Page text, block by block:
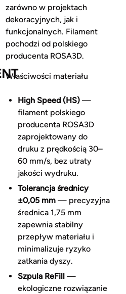
zarówno w projektach
dekoracyjnych, jak i
funkcjonalnych. Filament
pochodzi od polskiego
producenta ROSA3D.
Właściwości materiału
High Speed (HS)—
filament polskiego
producenta ROSA3D
zaprojektowany do
druku z prędkością 30–
60 mm/s, bez utraty
jakości wydruku.
Tolerancja średnicy
±0,05 mm— precyzyjna
średnica 1,75 mm
zapewnia stabilny
przepływ materiału i
minimalizuje ryzyko
zatkania dyszy.
Szpula ReFill—
ekologiczne rozwiązanie